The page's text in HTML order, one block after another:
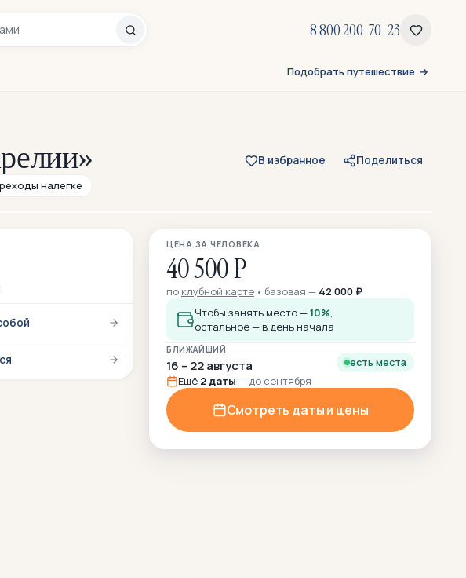
8 800 200-70-23
Подобрать путешествие
В избранное
Поделиться
налегке
ЦЕНА ЗА ЧЕЛОВЕКА
40 500 ₽
по клубной карте базовая — 42 000 ₽
Чтобы занять место —10%,
остальное — в день начала
БЛИЖАЙШИЙ
16 – 22 августа есть места
Ещё 2 даты — до сентября
Смотреть даты и цены